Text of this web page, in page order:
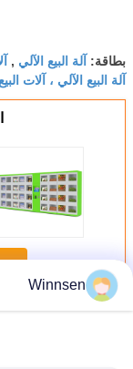
بطاقة: آلة البيع الآلي ,
آلة البيع الآلي ، آلات
أكثربيع الخزائن
Winnsen